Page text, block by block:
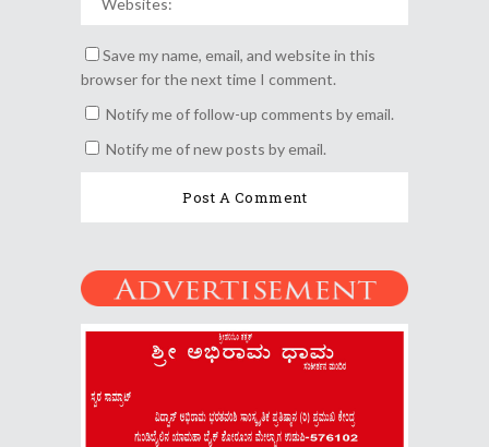
Save my name, email, and website in this
browser for the next time I comment.
Notify me of follow-up comments by email.
Notify me of new posts by email.